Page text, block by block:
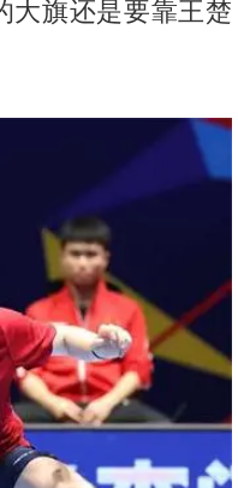
大旗还是要靠王楚